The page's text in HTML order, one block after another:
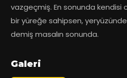
vazgeçmiş. En sonunda kendisi
bir yüreğe sahipsen,
demiş masalın sonunda.
Galeri